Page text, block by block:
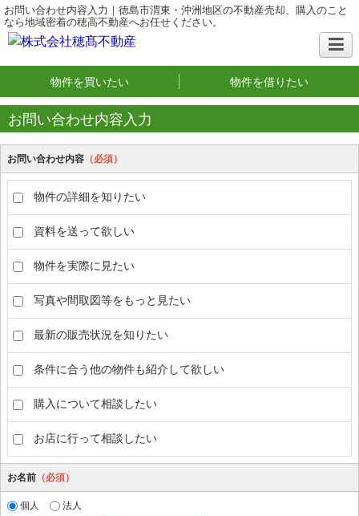
お問い合わせ内容入力｜徳島市渭東・沖洲地区の不動産売却、購入のこと
なら地域密着の穂高不動産へお任せください。
物件を買いたい 物件を借りたい
お問い合わせ内容入力
お問い合わせ内容 （必須）
物件の詳細を知りたい
資料を送って欲しい
物件を実際に見たい
写真や間取図等をもっと見たい
最新の販売状況を知りたい
条件に合う他の物件も紹介して欲しい
購入について相談したい
お店に行って相談したい
お名前 （必須）
個人 法人